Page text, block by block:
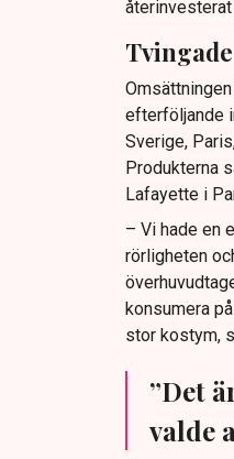
efterföljande
Sverige,
Produkterna
Lafayette i
– Vi hade en
rörligheten
konsumera
stor kostym,
”Det
valde